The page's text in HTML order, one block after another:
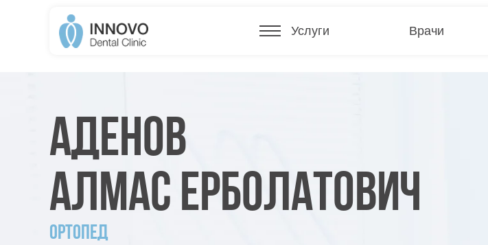
Врачи
Услуги
Аденов
Алмас Ерболатович
Ортопед